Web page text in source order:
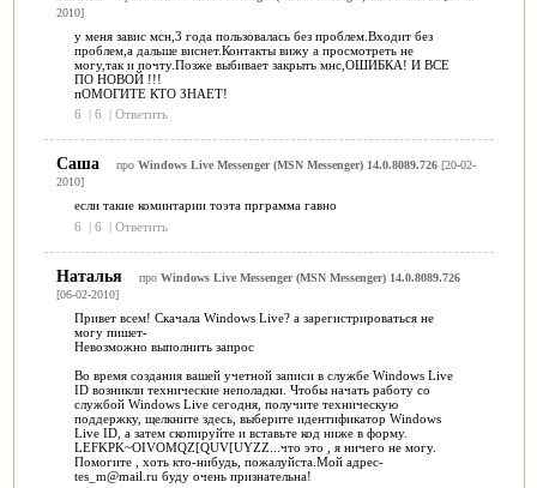
2010]
у меня завис мсн,3 года пользовалась без проблем.Входит без
проблем,а дальше виснет.Контакты вижу а просмотреть не
могу,так и почту.Позже выбивает закрыть мнс,ОШИБКА! И ВСЕ
ПО НОВОЙ !!!
пОМОГИТЕ КТО ЗНАЕТ!
6
| 6 | Ответить
Саша про Windows Live Messenger (MSN Messenger) 14.0.8089.726[20-02-
2010]
если такие коминтарии тоэта прграмма гавно
6
| 6 | Ответить
Наталья про Windows Live Messenger (MSN Messenger) 14.0.8089.726
[06-02-2010]
Привет всем! Скачала Windows Live? а зарегистрироваться не
могу пишет-
Невозможно выполнить запрос
Во время создания вашей учетной записи в службе Windows Live
ID возникли технические неполадки. Чтобы начать работу со
службой Windows Live сегодня, получите техническую
поддержку, щелкните здесь, выберите идентификатор Windows
Live ID, а затем скопируйте и вставьте код ниже в форму.
LEFKPK~OIVOMQZ[QUV[UYZZ...что это , я ничего не могу.
Помогите , хоть кто-нибудь, пожалуйста.Мой адрес-
tes_m@mail.ru буду очень признательна!